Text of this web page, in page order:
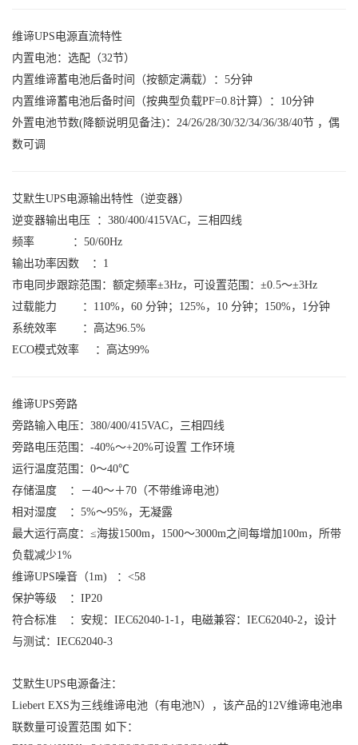
维谛UPS电源 直流特性
内置电池： 选配（32节）
内置维谛蓄电池后备时间（按额定满载）： 5分钟
内置维谛蓄电池后备时间（按典型负载PF=0.8计算）： 10分钟
外置电池节数(降额说明见备注)： 24/26/28/30/32/34/36/38/40节 ，偶
数可调
艾默生UPS电源输出特性（逆变器）
逆变器输出电压 ： 380/400/415VAC，三相四线
频率 ： 50/60Hz
输出功率因数 ： 1
市电同步跟踪范围： 额定频率±3Hz，可设置范围：±0.5～±3Hz
过载能力 ： 110%，60 分钟；125%，10 分钟；150%，1分钟
系统效率 ： 高达96.5%
ECO模式效率 ： 高达99%
维谛UPS旁路
旁路输入电压： 380/400/415VAC，三相四线
旁路电压范围： -40%～+20%可设置 工作环境
运行温度范围： 0～40℃
存储温度 ：
－40～＋70（不带维谛电池）
相对湿度 ： 5%～95%，无凝露
最大运行高度： ≤海拔1500m，1500～3000m之间每增加100m，所带
负载减少1%
维谛UPS 噪音（1m) ： <58
保护等级 ： IP20
符合标准 ： 安规：IEC62040-1-1，电磁兼容：IEC62040-2，设计
与测试：IEC62040-3
艾默生UPS电源备注：
Liebert EXS为三线维谛电池 （有电池N），该产品的12V维谛电池串
联数量可设置范围 如下：